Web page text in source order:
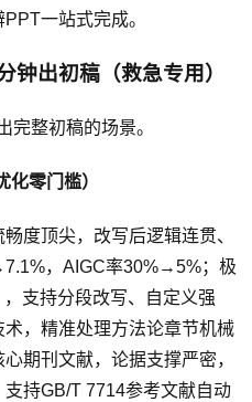
一站式完成。
钟出初稿（救急专用）
完整初稿的场景。
零门槛）
度顶尖，改写后逻辑连贯、
，AIGC率30%→5%；极
支持分段改写、自定义强
，精准处理方法论章节机械
期刊文献，论据支撑严密，
持GB/T 7714参考文献自动